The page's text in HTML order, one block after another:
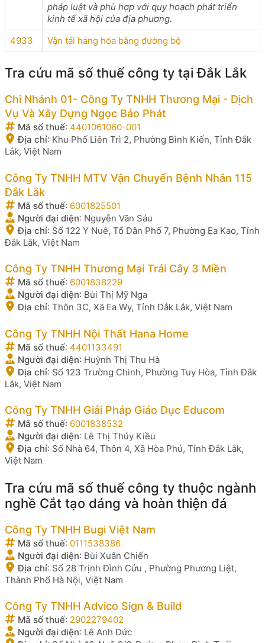
pháp luật và phù hợp với quy hoạch phát triển
kinh tế xã hội của địa phương.
4933
Vận tải hàng hóa bằng đường bộ
Tra cứu mã số thuế công ty tại Đắk Lắk
Chi Nhánh 01- Công Ty TNHH Thương Mại - Dịch
Vụ Và Xây Dựng Ngọc Bảo Phát
Mã số thuế: 4401061060-001
Địa chỉ: Khu Phố Liên Trì 2, Phường Bình Kiến, Tỉnh Đắk
Lắk, Việt Nam
Công Ty TNHH MTV Vận Chuyển Bệnh Nhân 115
Đắk Lắk
Mã số thuế: 6001825501
Người đại diện: Nguyễn Văn Sáu
Địa chỉ: Số 122 Y Nuê, Tổ Dân Phố 7, Phường Ea Kao, Tỉnh
Đắk Lắk, Việt Nam
Công Ty TNHH Thương Mại Trái Cây 3 Miền
Mã số thuế: 6001838229
Người đại diện: Bùi Thị Mỹ Nga
Địa chỉ: Thôn 3C, Xã Ea Wy, Tỉnh Đắk Lắk, Việt Nam
Công Ty TNHH Nội Thất Hana Home
Mã số thuế: 4401133491
Người đại diện: Huỳnh Thị Thu Hà
Địa chỉ: Số 123 Trường Chinh, Phường Tuy Hòa, Tỉnh Đắk
Lắk, Việt Nam
Công Ty TNHH Giải Pháp Giáo Dục Educom
Mã số thuế: 6001838532
Người đại diện: Lê Thị Thúy Kiều
Địa chỉ: Số Nhà 64, Thôn 4, Xã Hòa Phú, Tỉnh Đắk Lắk,
Việt Nam
Tra cứu mã số thuế công ty thuộc ngành
nghề Cắt tạo dáng và hoàn thiện đá
Công Ty TNHH Bugi Việt Nam
Mã số thuế: 0111538386
Người đại diện: Bùi Xuân Chiến
Địa chỉ: Số 28 Trịnh Đình Cửu , Phường Phương Liệt,
Thành Phố Hà Nội, Việt Nam
Công Ty TNHH Advico Sign & Build
Mã số thuế: 2902279402
Người đại diện: Lê Anh Đức